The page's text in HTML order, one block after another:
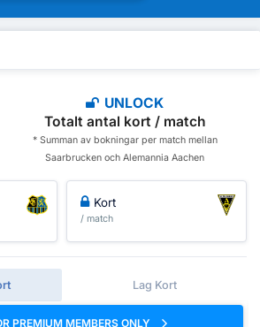
UNLOCK
Totalt antal kort / match
* Summan av bokningar per match mellan
Saarbrucken och Alemannia Aachen
Kort
/ match
Lag Kort
PREMIUM MEMBERS ONLY